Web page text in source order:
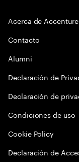
Acerca de Accenture
Contacto
Alumni
Declaración de
Declaración de
Condiciones de uso
Cookie Policy
Declaración de